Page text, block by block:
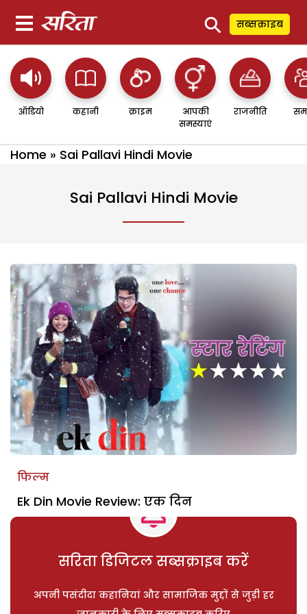
⚲ सब्सक्राइब
ऑडियो कहानी क्राइम
आपकी
समस्याएं
राजनीति
Home » Sai Pallavi Hindi Movie
Sai Pallavi Hindi Movie
फिल्म
Ek Din Movie Review: एक दिन
सरिता डिजिटल सब्सक्राइब करें
अपनी पसंदीदा कहानियां और सामाजिक मुद्दों से जुड़ी हर